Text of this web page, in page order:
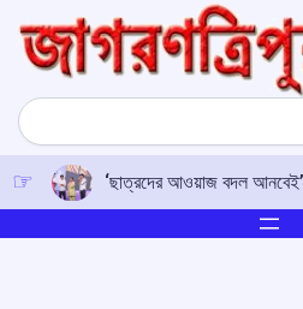
content
Search
‘ছাত্রদের আওয়াজ বদল আনবেই’,